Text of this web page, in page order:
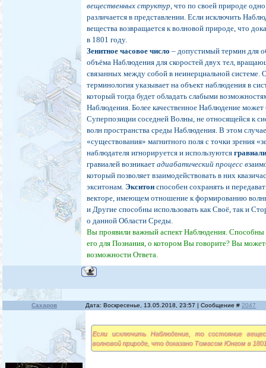
вещественных структур, что по своей природе
различается в представлении. Если исключить
вещества возвращается к волновой природе, что
в 1801 году.
Зенитное часовое число – допустимый термин для
объёма Наблюдения для скоростей двух тел,
связанных между собой в неинерциальной системе.
терминология указывает на объект наблюдения в
который тогда будет обладать слабыми
Наблюдения. Более качественное Наблюдение
Суперпозиции соседней Волны, не относящейся к
волн пространства среды Наблюдения. В этом
«существования» магнитного поля с точки зрения
наблюдателя игнорируется и используются
гравиалей возникаетадиабатический процесс в
который позволяет взаимодействовать в них
экситонам. Экситон способен сохранять и
векторе, имеющем отношение к формированию
и Другие способны использовать как Своё, так и
о данной Области Среды.
Вы проявили важный аспект Наблюдения. Способны
его для Познания, о котором Вы говорите? Вы
возможности Ответа.
Сахаров Дата: Воскресенье, 13.05.2018, 23:57 | Сообщение #2047
Если исключить Наблюдение, то состояние
волновой природе, что доказано Томасом Юнгом в